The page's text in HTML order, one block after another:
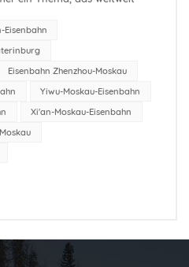
der „One
der Schienenverkehr
schri...
Eisenbahn
Eisenbahn Zhenzhou-Moskau
Yiwu-Moskau-Eisenbahn
Xi'an-Moskau-Eisenbahn